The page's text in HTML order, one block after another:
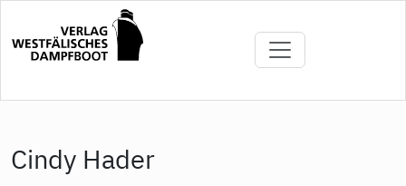
Inhalt
Cindy Hader